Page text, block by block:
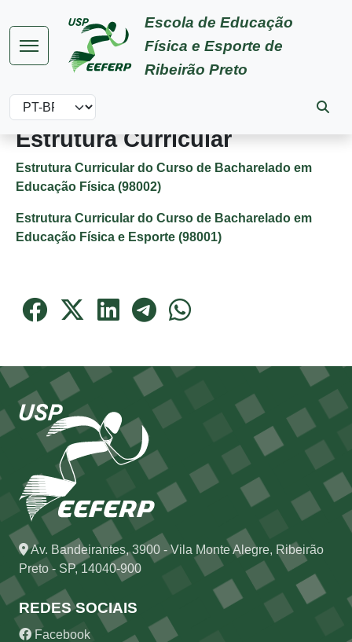
Escola de Educação
Física e Esporte de
Ribeirão Preto
Select your language
Estrutura Curricular
Estrutura Curricular do Curso de Bacharelado em
Educação Física (98002)
Estrutura Curricular do Curso de Bacharelado em
Educação Física e Esporte (98001)
Av. Bandeirantes, 3900 - Vila Monte Alegre, Ribeirão
Preto - SP, 14040-900
REDES SOCIAIS
Facebook